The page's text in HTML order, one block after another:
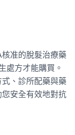
准的脫髮治療藥
處方才能購買。
、診所配藥與藥
安全有效地對抗